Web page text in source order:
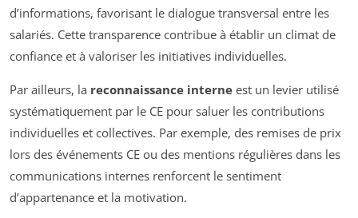
d’informations, favorisant le dialogue transversal entre les
salariés. Cette transparence contribue à établir un climat de
confiance et à valoriser les initiatives individuelles.
Par ailleurs, la reconnaissance interne est un levier utilisé
systématiquement par le CE pour saluer les contributions
individuelles et collectives. Par exemple, des remises de prix
lors des événements CE ou des mentions régulières dans les
communications internes renforcent le sentiment
d’appartenance et la motivation.